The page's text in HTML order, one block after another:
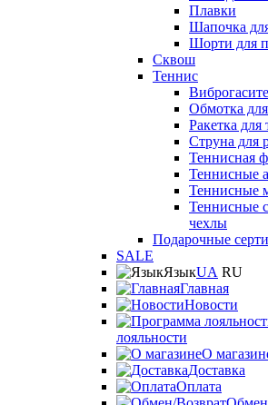
Плавки
Шапочка
Шорти для
Сквош
Теннис
Обмотка
Ракетка для
Струна для
Теннисная
Теннисные
Теннисные
Теннисные
чехлы
Подарочные
SALE
ЯзыкUA RU
Главная
Новости
лояльности
О
Доставка
Оплата